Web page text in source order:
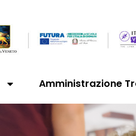
Amministrazione